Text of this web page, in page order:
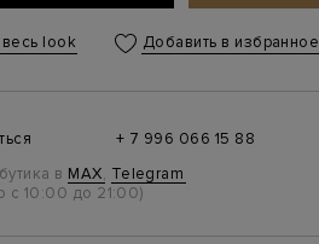
весь look Добавить в избранное
+ 7 996 066 15 88
в MAX, Telegram
с 10:00 до 21:00)